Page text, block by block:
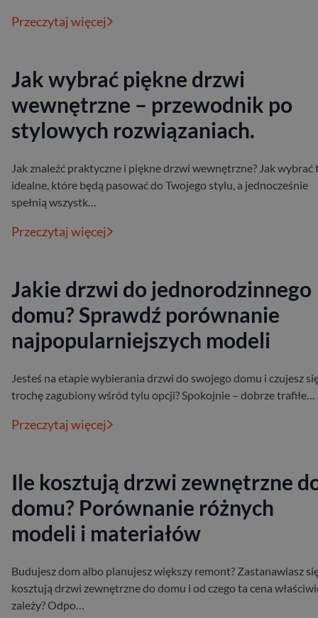
Przeczytaj więcej
Jak wybrać piękne drzwi
wewnętrzne – przewodnik po
stylowych rozwiązaniach.
Jak znaleźć praktyczne i piękne drzwi wewnętrzne? Jak wybrać
idealne, które będą pasować do Twojego stylu, a jednocześnie
spełnią wszystk…
Przeczytaj więcej
Jakie drzwi do jednorodzinnego
domu? Sprawdź porównanie
najpopularniejszych modeli
Jesteś na etapie wybierania drzwi do swojego domu i czujesz
trochę zagubiony wśród tylu opcji? Spokojnie – dobrze trafiłe…
Przeczytaj więcej
Ile kosztują drzwi zewnętrzne
domu? Porównanie różnych
modeli i materiałów
Budujesz dom albo planujesz większy remont? Zastanawiasz
kosztują drzwi zewnętrzne do domu i od czego ta cena
zależy? Odpo…